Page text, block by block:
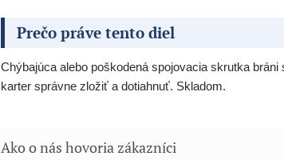
Prečo práve tento diel
Chýbajúca alebo poškodená spojovacia skrutka
karter správne zložiť a dotiahnuť. Skladom.